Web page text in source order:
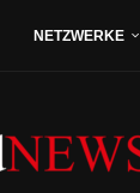
NETZWERKE